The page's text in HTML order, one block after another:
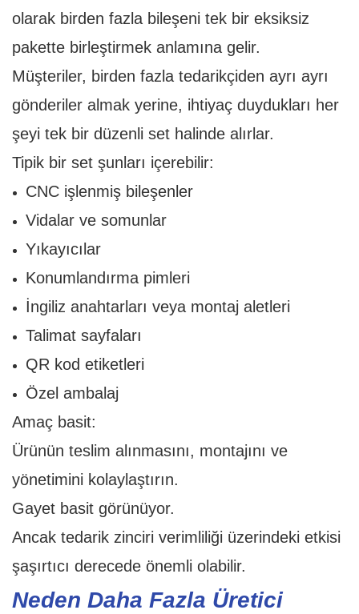
olarak birden fazla bileşeni tek bir eksiksiz
pakette birleştirmek anlamına gelir.
Müşteriler, birden fazla tedarikçiden ayrı ayrı
gönderiler almak yerine, ihtiyaç duydukları her
şeyi tek bir düzenli set halinde alırlar.
Tipik bir set şunları içerebilir:
CNC işlenmiş bileşenler
Vidalar ve somunlar
Yıkayıcılar
Konumlandırma pimleri
İngiliz anahtarları veya montaj aletleri
Talimat sayfaları
QR kod etiketleri
Özel ambalaj
Amaç basit:
Ürünün teslim alınmasını, montajını ve
yönetimini kolaylaştırın.
Gayet basit görünüyor.
Ancak tedarik zinciri verimliliği üzerindeki etkisi
şaşırtıcı derecede önemli olabilir.
Neden Daha Fazla Üretici